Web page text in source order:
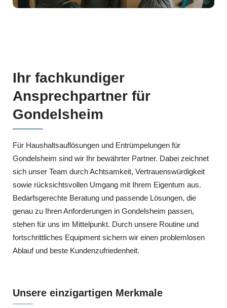
Ihr fachkundiger
Ansprechpartner für
Gondelsheim
Für Haushaltsauflösungen und Entrümpelungen für
Gondelsheim sind wir Ihr bewährter Partner. Dabei zeichnet
sich unser Team durch Achtsamkeit, Vertrauenswürdigkeit
sowie rücksichtsvollen Umgang mit Ihrem Eigentum aus.
Bedarfsgerechte Beratung und passende Lösungen, die
genau zu Ihren Anforderungen in Gondelsheim passen,
stehen für uns im Mittelpunkt. Durch unsere Routine und
fortschrittliches Equipment sichern wir einen problemlosen
Ablauf und beste Kundenzufriedenheit.
Unsere einzigartigen Merkmale